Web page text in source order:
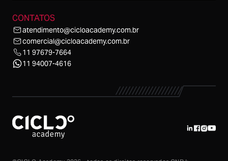
CONTATOS
atendimento@cicloacademy.com.br
comercial@cicloacademy.com.br
11 97679-7664
11 94007-4616